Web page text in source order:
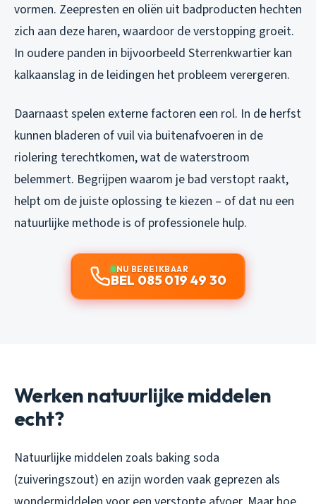
vormen. Zeepresten en oliën uit badproducten hechten
zich aan deze haren, waardoor de verstopping groeit.
In oudere panden in bijvoorbeeld Sterrenkwartier kan
kalkaanslag in de leidingen het probleem verergeren.
Daarnaast spelen externe factoren een rol. In de herfst
kunnen bladeren of vuil via buitenafvoeren in de
riolering terechtkomen, wat de waterstroom
belemmert. Begrijpen waarom je bad verstopt raakt,
helpt om de juiste oplossing te kiezen – of dat nu een
natuurlijke methode is of professionele hulp.
NU BEREIKBAAR
BEL 085 019 49 30
Werken natuurlijke middelen
echt?
Natuurlijke middelen zoals baking soda
(zuiveringszout) en azijn worden vaak geprezen als